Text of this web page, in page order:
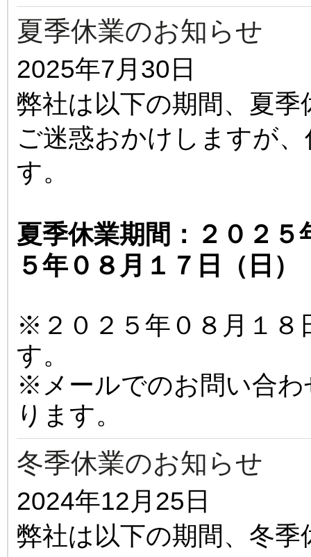
夏季休業のお知らせ
2025年7月30日
弊社は以下の期間、夏
ご迷惑おかけしますが
す。
夏季休業期間：２０２
５年０８月１７日（日）
※２０２５年０８月１８
す。
※メールでのお問い合わ
ります。
冬季休業のお知らせ
2024年12月25日
弊社は以下の期間、冬